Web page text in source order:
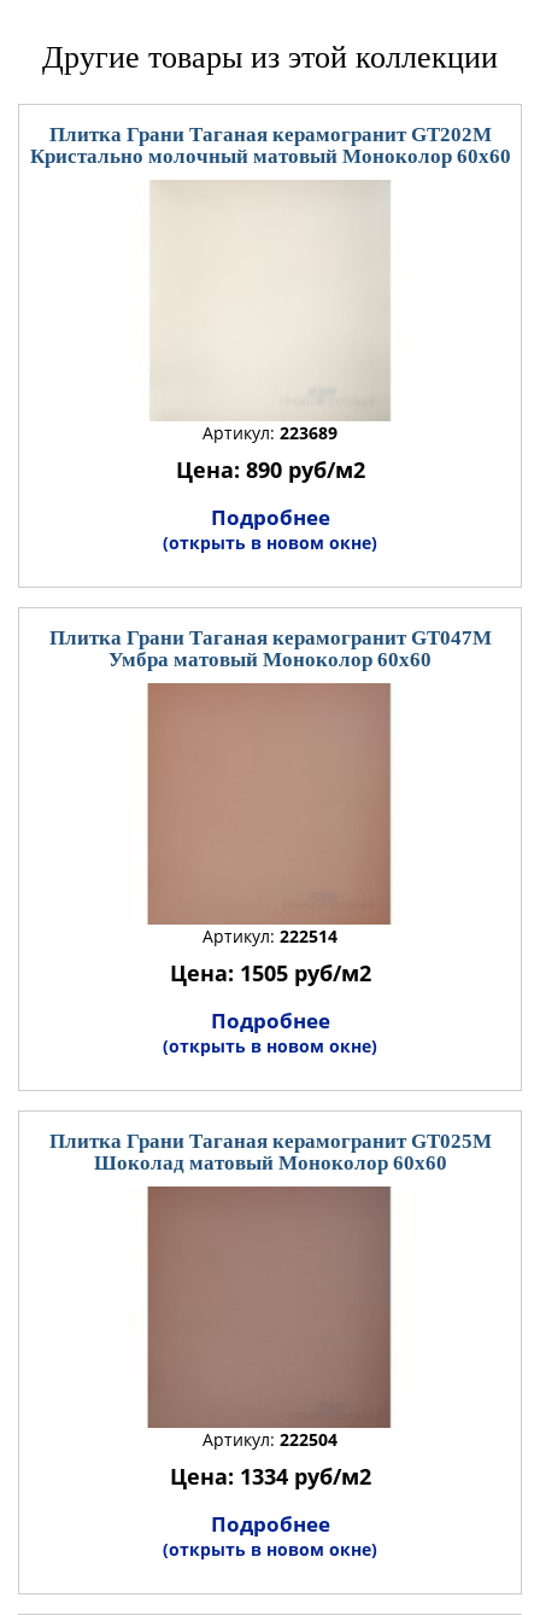
Другие товары из этой коллекции
Плитка Грани Таганая керамогранит GT202М
Кристально молочный матовый Моноколор 60x60
Артикул: 223689
Цена: 890 руб/м2
Подробнее
(открыть в новом окне)
Плитка Грани Таганая керамогранит GT047М
Умбра матовый Моноколор 60x60
Артикул: 222514
Цена: 1505 руб/м2
Подробнее
(открыть в новом окне)
Плитка Грани Таганая керамогранит GT025М
Шоколад матовый Моноколор 60x60
Артикул: 222504
Цена: 1334 руб/м2
Подробнее
(открыть в новом окне)